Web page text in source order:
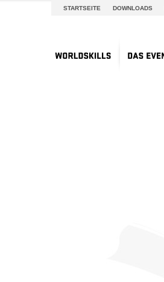
STARTSEITE DOWNLOADS